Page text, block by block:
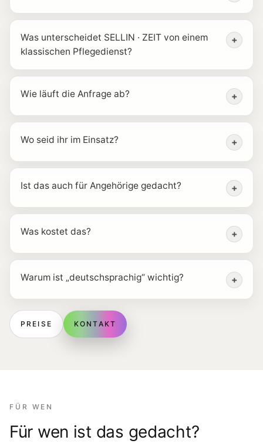
Was unterscheidet SELLIN · ZEIT von einem
klassischen Pflegedienst?
+
Wie läuft die Anfrage ab? +
Wo seid ihr im Einsatz? +
Ist das auch für Angehörige gedacht? +
Was kostet das? +
Warum ist „deutschsprachig“ wichtig? +
PREISE KONTAKT
FÜR WEN
Für wen ist das gedacht?